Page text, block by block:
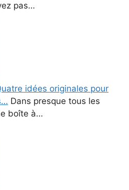
pas…
idées originales pour
Dans presque tous les
boîte à…